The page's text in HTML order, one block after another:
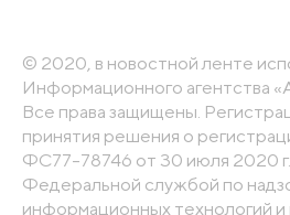
© 2020, в новостной ленте
Информационного агентства
Все права защищены.
принятия решения о
ФС77-78746 от 30 июля 2020
Федеральной службой по
информационных технологий и